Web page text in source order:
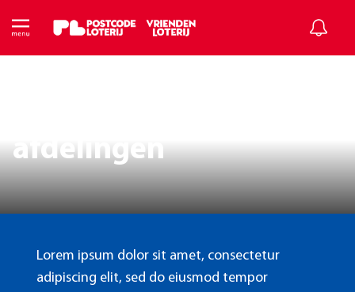
afdelingen
Lorem ipsum dolor sit amet, consectetur
adipiscing elit, sed do eiusmod tempor